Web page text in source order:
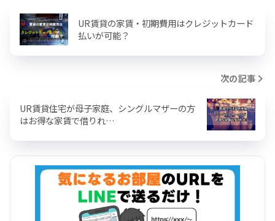
UR賃貸の家賃・初期費用はクレジットカード
払いが可能？
次の記事
UR賃貸住宅が母子家庭、シングルマザーの方
はお得な家賃で借りれ…